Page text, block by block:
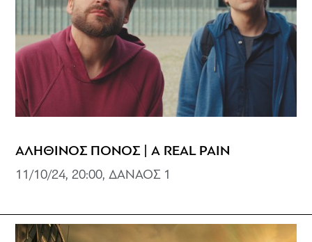
ΑΛΗΘΙΝΟΣ ΠΟΝΟΣ | A REAL PAIN
11/10/24, 20:00, ΔΑΝΑΟΣ 1